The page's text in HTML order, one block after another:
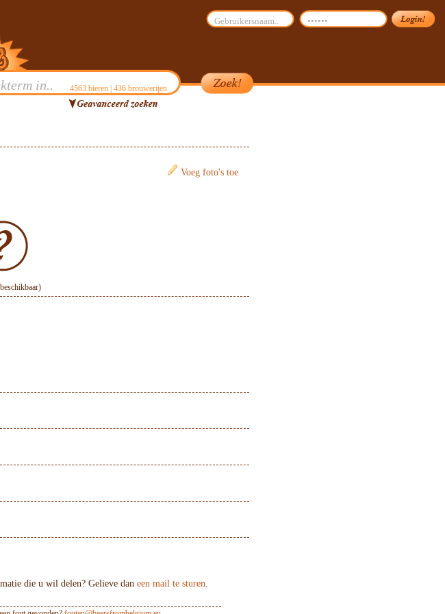
4563bieren | 436brouwerijen
Voeg foto's toe
die u wil delen? Gelieve dan een mail te sturen.